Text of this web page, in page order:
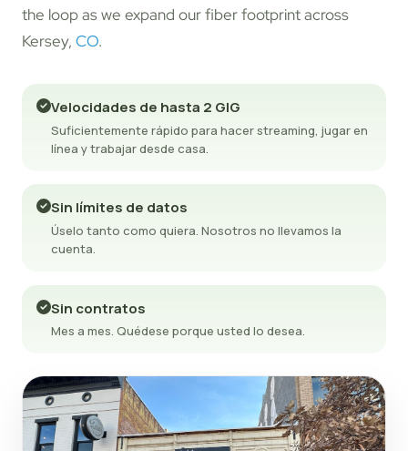
the loop as we expand our fiber footprint across
Kersey, CO.
Velocidades de hasta 2 GIG
Suficientemente rápido para hacer streaming, jugar en
línea y trabajar desde casa.
Sin límites de datos
Úselo tanto como quiera. Nosotros no llevamos la
cuenta.
Sin contratos
Mes a mes. Quédese porque usted lo desea.